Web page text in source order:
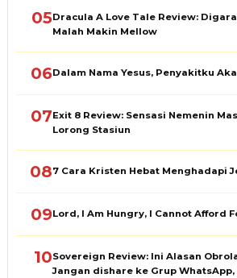
05Dracula A Love Tale Review:
Malah Makin Mellow
06Dalam Nama Yesus, Penyakitku
07Exit 8 Review: Sensasi Nemenin
Lorong Stasiun
087 Cara Kristen Hebat Menghadapi
09Lord, I Am Hungry, I Cannot Afford
10Sovereign Review: Ini Alasan
Jangan dishare ke Grup